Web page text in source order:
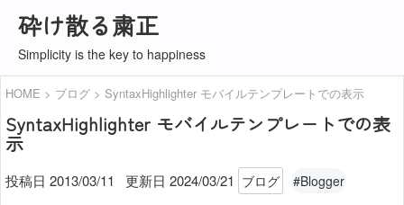
砕け散る粛正
Simplicity is the key to happiness
HOME ブログ SyntaxHighlighter モバイルテンプレートでの表示
SyntaxHighlighter モバイルテンプレートでの表
示
投稿日 2013/03/11 更新日 2024/03/21 ブログ #Blogger